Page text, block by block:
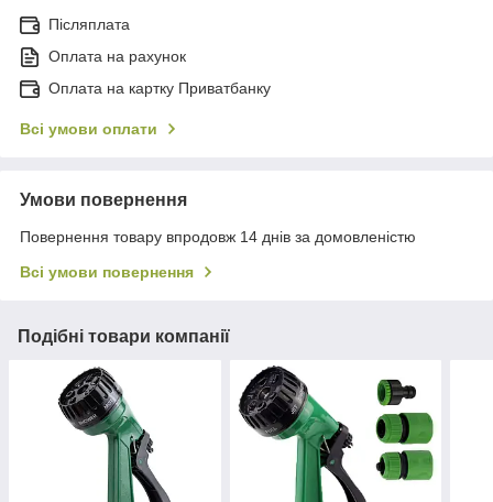
Післяплата
Оплата на рахунок
Оплата на картку Приватбанку
Всі умови оплати
Умови повернення
Повернення товару впродовж 14 днів за домовленістю
Всі умови повернення
Подібні товари компанії